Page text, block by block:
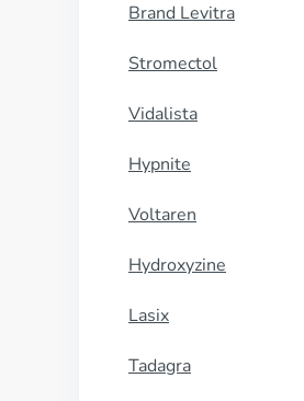
Brand Levitra
Stromectol
Vidalista
Hypnite
Voltaren
Hydroxyzine
Lasix
Tadagra